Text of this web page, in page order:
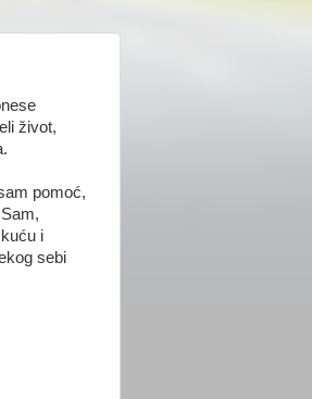
život,
pomoć,
i
sebi